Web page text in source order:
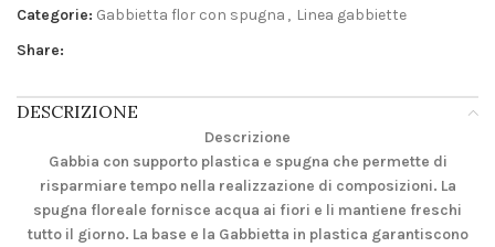
Categorie: Gabbietta flor con spugna , Linea gabbiette
Share:
DESCRIZIONE
Descrizione
Gabbia con supporto plastica e spugna che permette di
risparmiare tempo nella realizzazione di composizioni. La
spugna floreale fornisce acqua ai fiori e li mantiene freschi
tutto il giorno. La base e la Gabbietta in plastica garantiscono